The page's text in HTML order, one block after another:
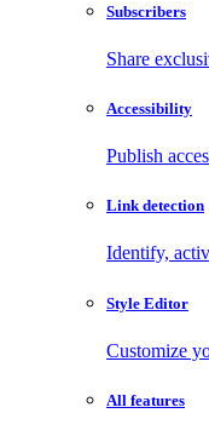
Subscribers
Share
Accessibility
Publish
Link detection
Identify,
Style Editor
Customize
All features